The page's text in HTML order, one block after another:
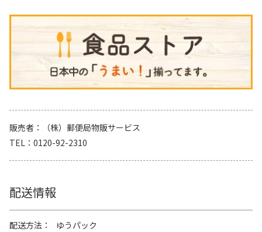
販売者
（株）郵便局物販サービス
TEL
0120-92-2310
配送情報
配送方法
ゆうパック